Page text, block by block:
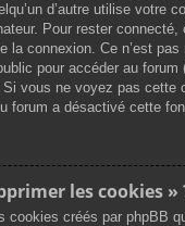
d’autre utilise votre
Pour rester
la connexion. Ce n’est
pour accéder au forum
vous ne voyez pas cette
forum a désactivé cette
les cookies »
cookies créés par phpBB